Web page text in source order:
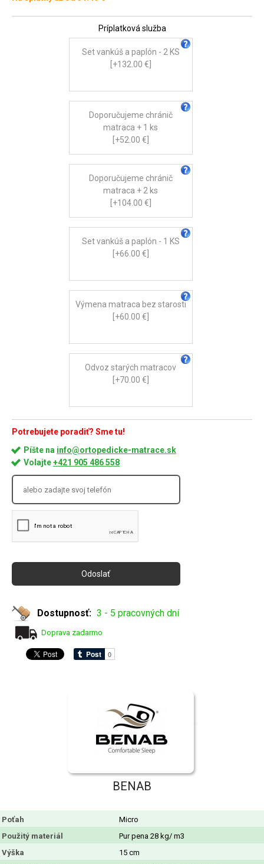
Príplatková služba
Set vankúš a paplón - 2 KS
[+132.00 €]
Doporučujeme chránič
matraca + 1 ks
[+52.00 €]
Doporučujeme chránič
matraca + 2 ks
[+104.00 €]
Set vankúš a paplón - 1 KS
[+66.00 €]
Výmena matraca bez starosti
[+60.00 €]
Odvoz starých matracov
[+70.00 €]
Potrebujete poradiť? Sme tu!
Píšte na info@ortopedicke-matrace.sk
Volajte+421 905 486 558
Dostupnosť: 3 - 5 pracovných dní
Doprava zadarmo
BENAB
Poťah
Micro
Použitý materiál
Pur pena 28 kg/ m3
Výška
15 cm